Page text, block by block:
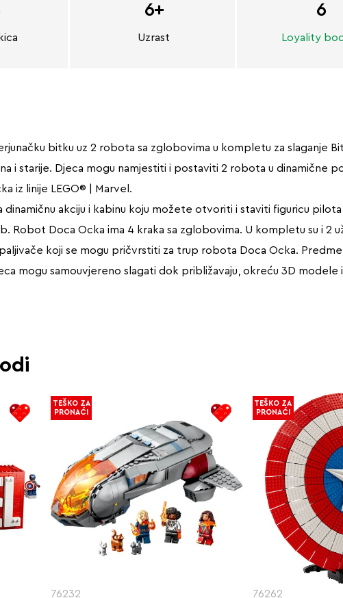
6+
Uzrast
6
Loyality
bitku uz 2 robota sa zglobovima u kompletu za slaganje
i starije. Djeca mogu namjestiti i postaviti 2 robota u dinamične
iz linije LEGO® | Marvel.
akciju i kabinu koju možete otvoriti i staviti figuricu
Robot Doca Ocka ima 4 kraka sa zglobovima. U kompletu su i
koji se mogu pričvrstiti za trup robota Doca Ocka.
mogu samouvjereno slagati dok približavaju, okreću 3D
76232
TEŠKO ZA
PRONAĆI
76262
TEŠKO ZA
PRONAĆI